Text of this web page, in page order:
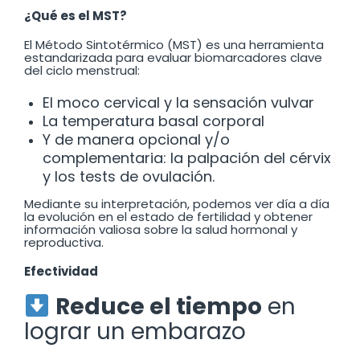
¿Qué es el MST?
El Método Sintotérmico (MST) es una herramienta
estandarizada para evaluar biomarcadores clave
del ciclo menstrual:
El moco cervical y la sensación vulvar
La temperatura basal corporal
Y de manera opcional y/o
complementaria: la palpación del cérvix
y los tests de ovulación.
Mediante su interpretación, podemos ver día a día
la evolución en el estado de fertilidad y obtener
información valiosa sobre la salud hormonal y
reproductiva.
Efectividad
Reduce el tiempo en
lograr un embarazo